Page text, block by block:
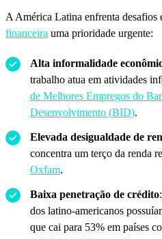
A América Latina enfrenta desafios
financeira uma prioridade urgente:
Alta informalidade
trabalho atua em atividades
de Melhores Empregos do
Desenvolvimento (BID).
Elevada desigualdade de
concentra um terço da renda
Oxfam.
Baixa penetração de crédito
dos latino-americanos
que cai para 53% em países